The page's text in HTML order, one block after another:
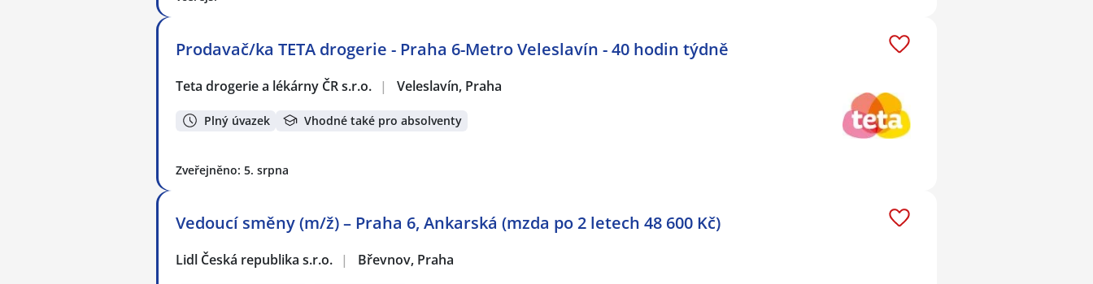
Prodavač/ka TETA drogerie - Praha 6-Metro Veleslavín - 40 hodin týdně
Teta drogerie a lékárny ČR s.r.o. | Veleslavín, Praha
Plný úvazek Vhodné také pro absolventy
Zveřejněno: 5. srpna
Vedoucí směny (m/ž) – Praha 6, Ankarská (mzda po 2 letech 48 600 Kč)
Lidl Česká republika s.r.o. | Břevnov, Praha